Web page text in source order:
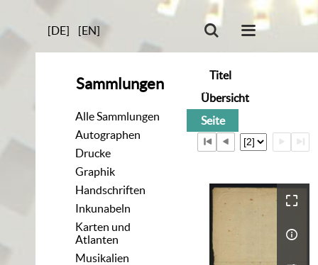
[DE] [EN]
Sammlungen
Alle Sammlungen
Autographen
Drucke
Graphik
Handschriften
Inkunabeln
Karten und
Atlanten
Musikalien
Titel
Übersicht
Seite